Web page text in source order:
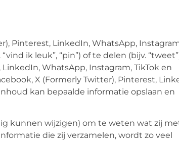
Pinterest, LinkedIn, WhatsApp,
ik leuk”, “pin”) of te delen (bijv.
WhatsApp, Instagram, TikTok en
X (Formerly Twitter), Pinterest,
kan bepaalde informatie opslaan en
kunnen wijzigen) om te weten wat zij
die zij verzamelen, wordt zo veel